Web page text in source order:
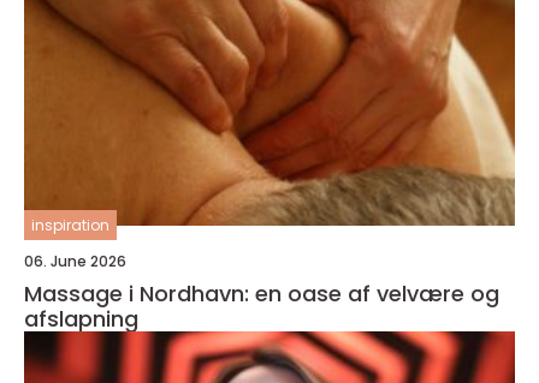
inspiration
06. June 2026
Massage i Nordhavn: en oase af velvære og
afslapning